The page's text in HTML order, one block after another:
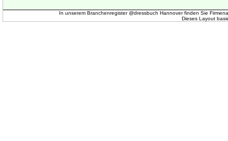
In unserem Branchenregister @dressbuch Hannover finden Sie
Dieses Layout